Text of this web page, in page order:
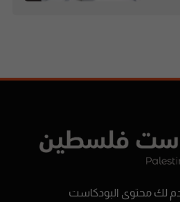
لك محتوى البودكاست